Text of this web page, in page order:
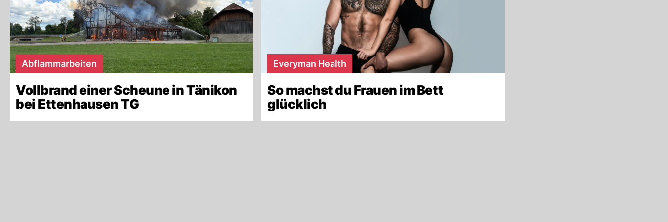
Abflammarbeiten
Vollbrand einer Scheune in Tänikon
bei Ettenhausen TG
Everyman Health
So machst du Frauen im Bett
glücklich